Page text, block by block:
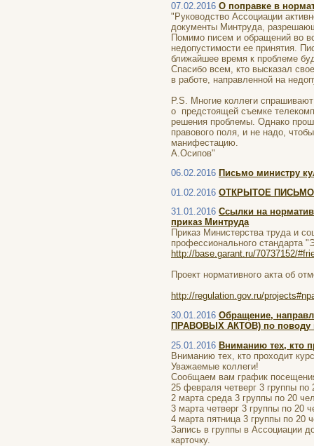
07.02.2016 О поправке в
"Руководство Ассоциации
документы Минтруда,
Помимо писем и обращений во
недопустимости ее принятия.
ближайшее время к проблеме
Спасибо всем, кто высказал
в работе, направленной на
P.S. Многие коллеги
о предстоящей съемке
решения проблемы. Однако
правового поля, и не надо,
манифестацию.
А.Осипов"
06.02.2016 Письмо министру
01.02.2016 ОТКРЫТОЕ ПИСЬМО
31.01.2016 Ссылки на
приказ Минтруда
Приказ Министерства труда и
профессионального стандарта
http://base.garant.ru/70737152/
Проект нормативного акта об
http://regulation.gov.ru/
30.01.2016 Обращение,
ПРАВОВЫХ АКТОВ) по поводу
25.01.2016 Вниманию тех, кто
Вниманию тех, кто проходит
Уважаемые коллеги!
Сообщаем вам график
25 февраля четверг 3 группы
2 марта среда 3 группы по 20
3 марта четверг 3 группы по 20
4 марта пятница 3 группы по 20
Запись в группы в Ассоциации
карточку.